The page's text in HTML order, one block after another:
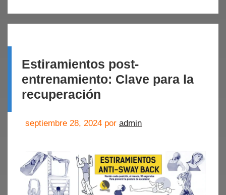
Estiramientos post-
entrenamiento: Clave para la
recuperación
septiembre 28, 2024 por admin